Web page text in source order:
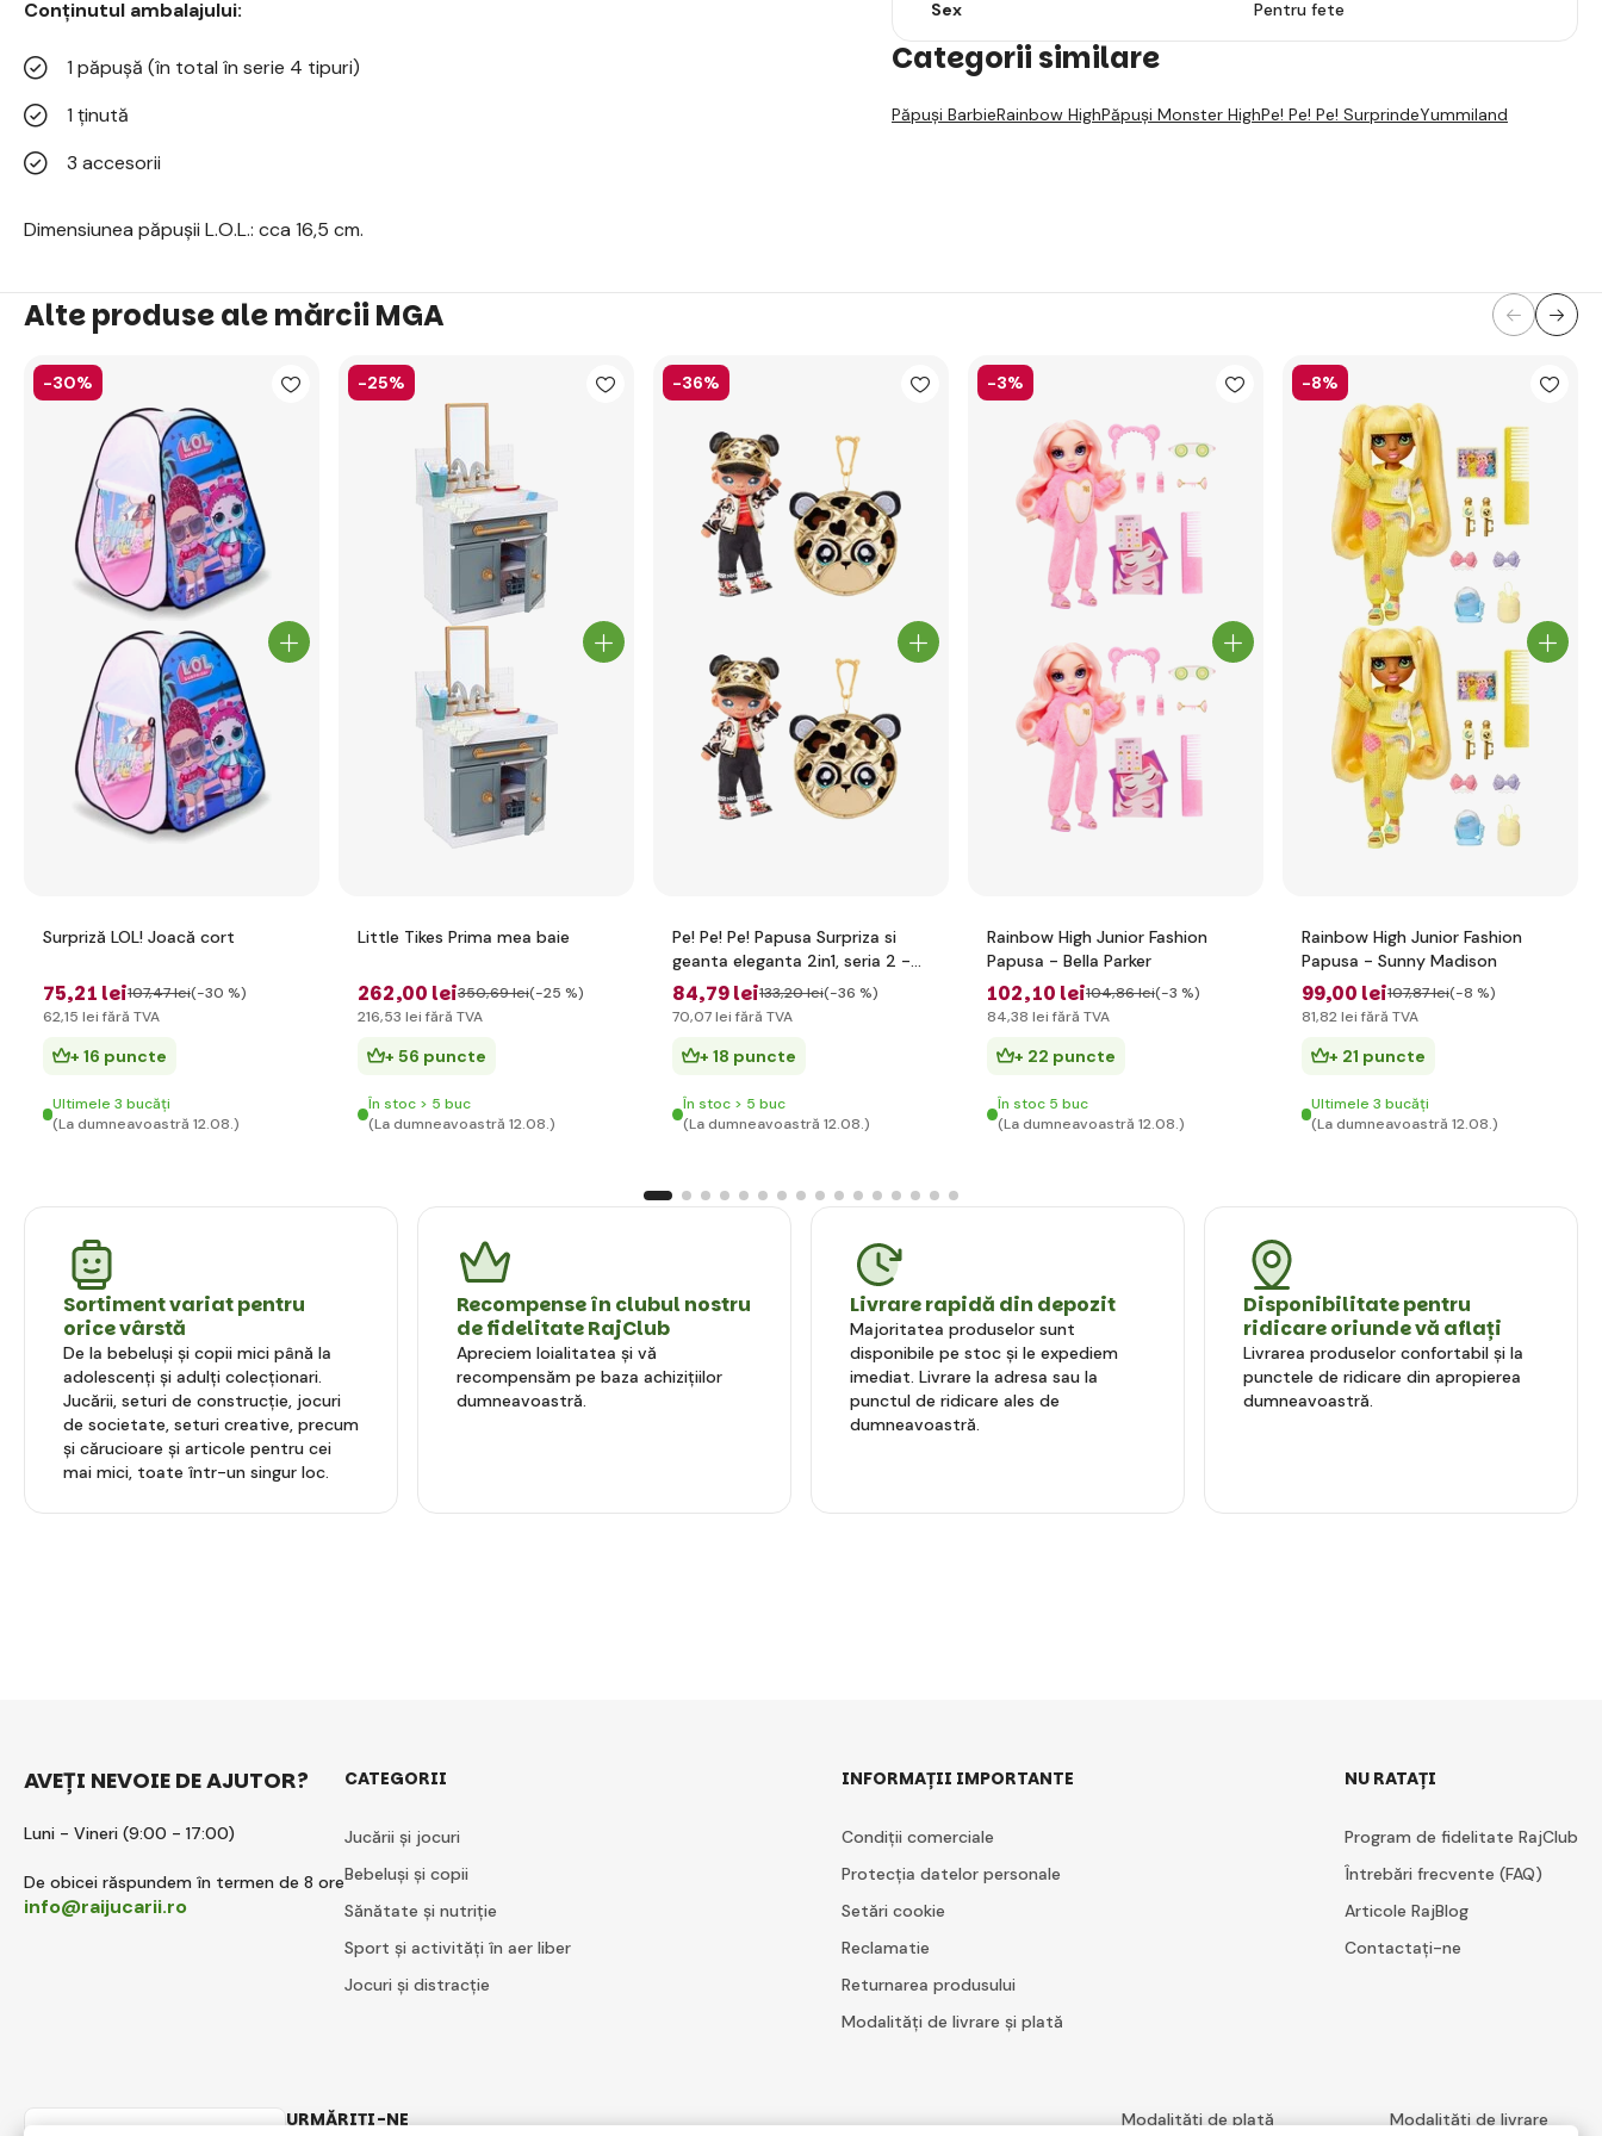
Conținutul ambalajului:
1 păpușă (în total în serie 4 tipuri)
1 ținută
3 accesorii
Dimensiunea păpușii L.O.L.: cca 16,5 cm.
Sex Pentru fete
Categorii similare
Păpuși BarbieRainbow HighPăpuși Monster HighPe! Pe! Pe! SurprindeYummiland
Alte produse ale mărcii MGA
-30%
Surpriză LOL! Joacă cort
75,21 lei107,47 lei(-30 %)
62,15 lei fără TVA
+ 16 puncte
Ultimele 3 bucăți
(La dumneavoastră 12.08.)
-25%
Little Tikes Prima mea baie
262,00 lei350,69 lei(-25 %)
216,53 lei fără TVA
+ 56 puncte
În stoc > 5 buc
(La dumneavoastră 12.08.)
-36%
Pe! Pe! Pe! Papusa Surpriza si
geanta eleganta 2in1, seria 2 -
Gianni Wilde
84,79 lei133,20 lei(-36 %)
70,07 lei fără TVA
+ 18 puncte
În stoc > 5 buc
(La dumneavoastră 12.08.)
-3%
Rainbow High Junior Fashion
Papusa - Bella Parker
102,10 lei104,86 lei(-3 %)
84,38 lei fără TVA
+ 22 puncte
În stoc 5 buc
(La dumneavoastră 12.08.)
-8%
Rainbow High Junior Fashion
Papusa - Sunny Madison
99,00 lei107,87 lei(-8 %)
81,82 lei fără TVA
+ 21 puncte
Ultimele 3 bucăți
(La dumneavoastră 12.08.)
Sortiment variat pentru
orice vârstă
De la bebeluși și copii mici până la
adolescenți și adulți colecționari.
Jucării, seturi de construcție, jocuri
de societate, seturi creative, precum
și cărucioare și articole pentru cei
mai mici, toate într-un singur loc.
Recompense în clubul nostru
de fidelitate RajClub
Apreciem loialitatea și vă
recompensăm pe baza achizițiilor
dumneavoastră.
Livrare rapidă din depozit
Majoritatea produselor sunt
disponibile pe stoc și le expediem
imediat. Livrare la adresa sau la
punctul de ridicare ales de
dumneavoastră.
Disponibilitate pentru
ridicare oriunde vă aflați
Livrarea produselor confortabil și la
punctele de ridicare din apropierea
dumneavoastră.
AVEȚI NEVOIE DE AJUTOR?
Luni - Vineri (9:00 - 17:00)
De obicei răspundem în termen de 8 ore
info@raijucarii.ro
CATEGORII
Jucării și jocuri
Bebeluși și copii
Sănătate și nutriție
Sport și activități în aer liber
Jocuri și distracție
INFORMAȚII IMPORTANTE
Condiții comerciale
Protecția datelor personale
Setări cookie
Reclamatie
Returnarea produsului
Modalități de livrare și plată
NU RATAȚI
Program de fidelitate RajClub
Întrebări frecvente (FAQ)
Articole RajBlog
Contactați-ne
URMĂRIȚI-NE Modalități de plată Modalități de livrare